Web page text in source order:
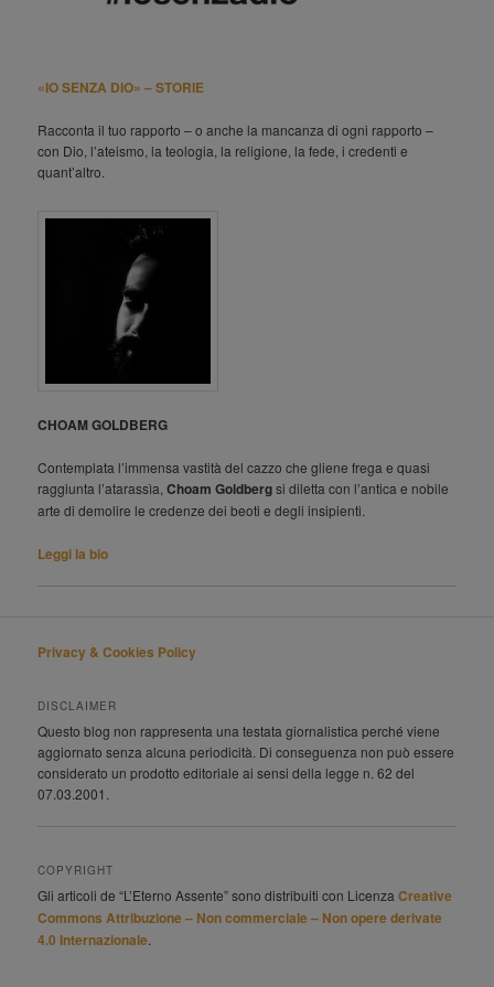
«IO SENZA DIO» – STORIE
Racconta il tuo rapporto – o anche la mancanza di ogni rapporto –
con Dio, l’ateismo, la teologia, la religione, la fede, i credenti e
quant’altro.
CHOAM GOLDBERG
Contemplata l’immensa vastità del cazzo che gliene frega e quasi
raggiunta l’atarassìa,Choam Goldbergsi diletta con l’antica e nobile
arte di demolire le credenze dei beoti e degli insipienti.
Leggi la bio
Privacy & Cookies Policy
DISCLAIMER
Questo blog non rappresenta una testata giornalistica perché viene
aggiornato senza alcuna periodicità. Di conseguenza non può essere
considerato un prodotto editoriale ai sensi della legge n. 62 del
07.03.2001.
COPYRIGHT
Gli articoli de “L’Eterno Assente” sono distribuiti con LicenzaCreative
Commons Attribuzione – Non commerciale – Non opere derivate
4.0 Internazionale